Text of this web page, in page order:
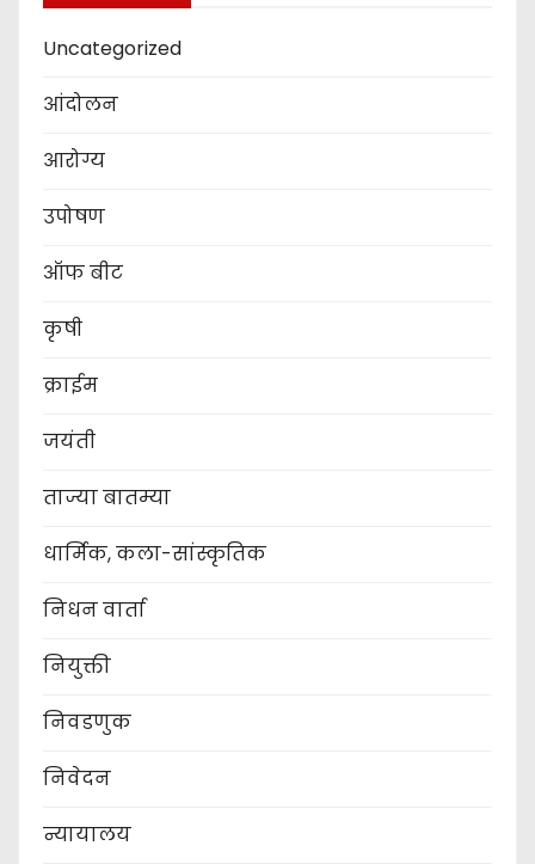
Uncategorized
आंदोलन
आरोग्य
उपोषण
ऑफ बीट
कृषी
क्राईम
जयंती
ताज्या बातम्या
धार्मिक, कला-सांस्कृतिक
निधन वार्ता
नियुक्ती
निवडणुक
निवेदन
न्यायालय